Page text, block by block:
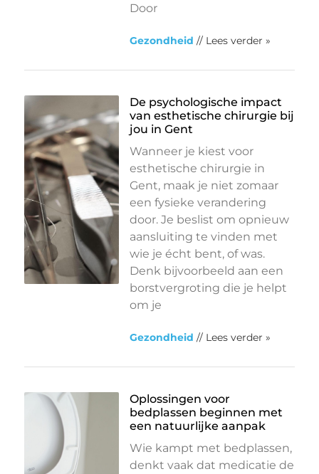
Door
Gezondheid // Lees verder »
De psychologische impact
van esthetische chirurgie bij
jou in Gent
Wanneer je kiest voor
esthetische chirurgie in
Gent, maak je niet zomaar
een fysieke verandering
door. Je beslist om opnieuw
aansluiting te vinden met
wie je écht bent, of was.
Denk bijvoorbeeld aan een
borstvergroting die je helpt
om je
Gezondheid // Lees verder »
Oplossingen voor
bedplassen beginnen met
een natuurlijke aanpak
Wie kampt met bedplassen,
denkt vaak dat medicatie de